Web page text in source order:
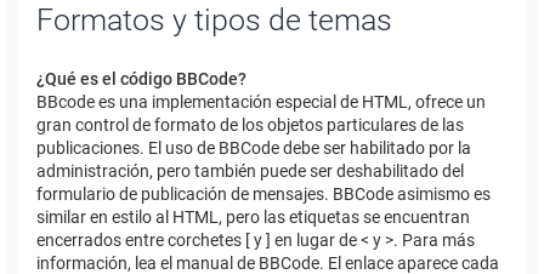
Formatos y tipos de temas
¿Qué es el código BBCode?
BBcode es una implementación especial de HTML, ofrece un
gran control de formato de los objetos particulares de las
publicaciones. El uso de BBCode debe ser habilitado por la
administración, pero también puede ser deshabilitado del
formulario de publicación de mensajes. BBCode asimismo es
similar en estilo al HTML, pero las etiquetas se encuentran
encerrados entre corchetes [ y ] en lugar de < y >. Para más
información, lea el manual de BBCode. El enlace aparece cada